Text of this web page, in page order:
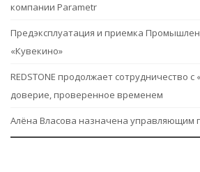
компании Parametr
Предэксплуатация и приемка
«Кувекино»
REDSTONE продолжает сотрудничество
доверие, проверенное временем
Алёна Власова назначена управляющим